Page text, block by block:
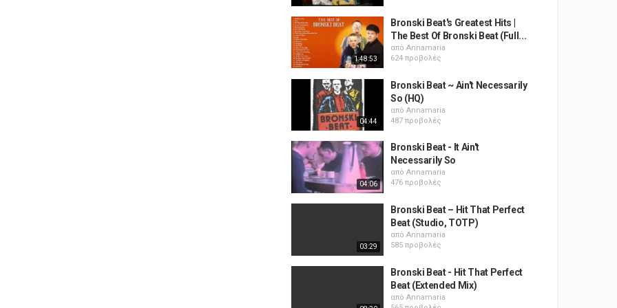
1:48:53
Bronski Beat's Greatest Hits |
The Best Of Bronski Beat (Full...
από Annamaria
624 προβολές
04:44
Bronski Beat ~ Ain't Necessarily
So (HQ)
από Annamaria
487 προβολές
04:06
Bronski Beat - It Ain't
Necessarily So
από Annamaria
476 προβολές
03:29
Bronski Beat – Hit That Perfect
Beat (Studio, TOTP)
από Annamaria
585 προβολές
Bronski Beat - Hit That Perfect
Beat (Extended Mix)
από Annamaria